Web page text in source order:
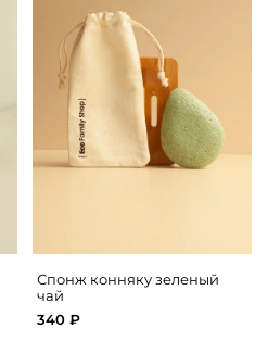
Спонж конняку зеленый
чай
340 ₽